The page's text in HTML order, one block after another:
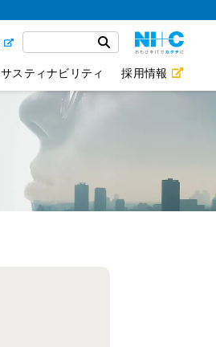
サスティナビリティ 採用情報